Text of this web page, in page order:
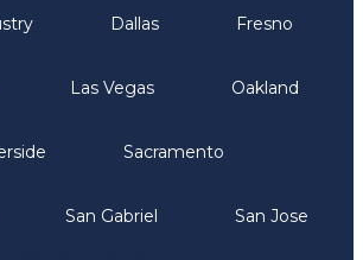
Dallas Fresno
Las Vegas Oakland
Sacramento
San Gabriel San Jose